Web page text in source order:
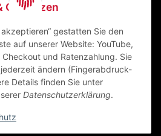
Co nutzen
gestatten Sie den
auf unserer Website: YouTube,
Checkout und Ratenzahlung. Sie
ändern (Fingerabdruck-
Details finden Sie unter
Datenschutzerklärung.
GmbH